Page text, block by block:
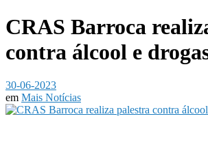
CRAS Barroca
contra álcool e
30-06-2023
em Mais Notícias